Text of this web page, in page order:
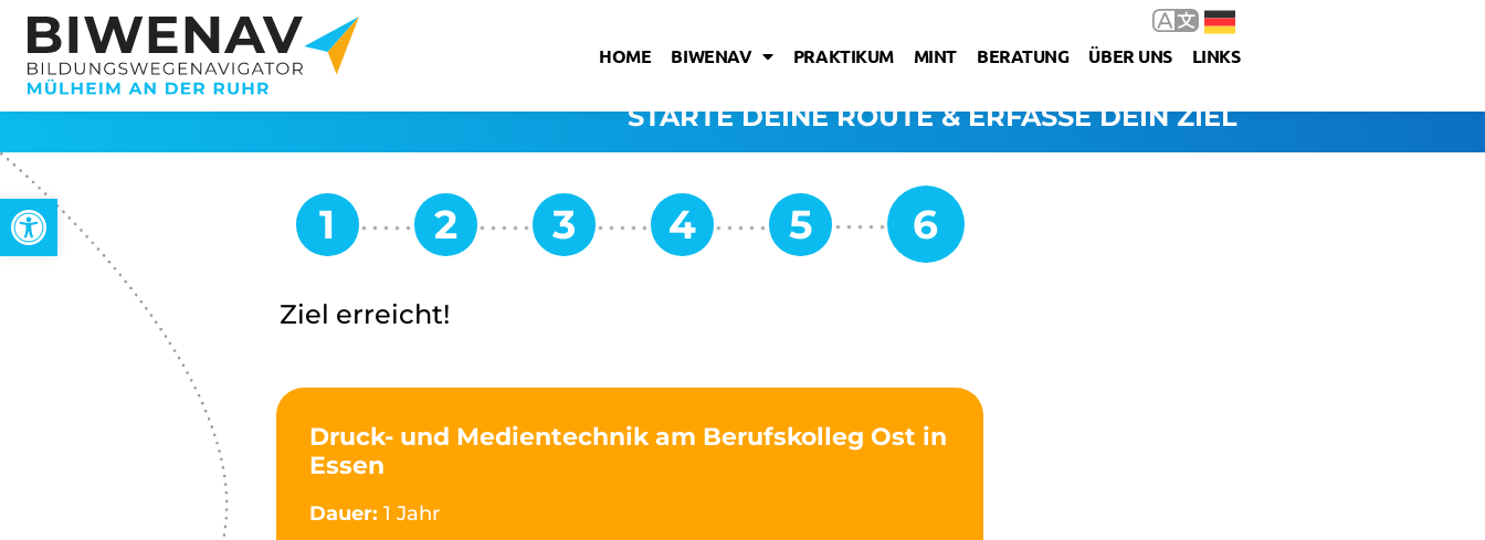
Open toolbar
HOME BIWENAV PRAKTIKUM MINT BERATUNG ÜBER UNS LINKS
STARTE DEINE ROUTE & ERFASSE DEIN ZIEL
Ziel erreicht!
Druck- und Medientechnik am Berufskolleg Ost in
Essen
Dauer: 1 Jahr